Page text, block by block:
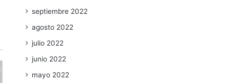
septiembre 2022
agosto 2022
julio 2022
junio 2022
mayo 2022